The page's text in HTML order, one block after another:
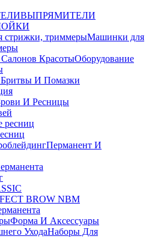
ВЫПРЯМИТЕЛИ
Машинки для
Оборудование
Бритвы И Помазки
И Ресницы
ресниц
Перманент И
BROW NBM
Форма И Аксессуары
Наборы Для